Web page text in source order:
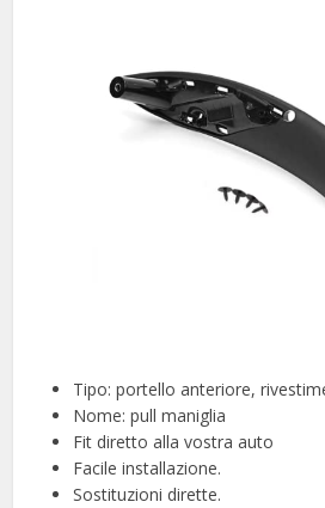
Tipo: portello anteriore,
Nome: pull maniglia
Fit diretto alla vostra auto
Facile installazione.
Sostituzioni dirette.